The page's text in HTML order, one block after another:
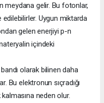
gelir. Bu fotonlar,
Uygun miktarda
gelen enerjiyi p-n
içindeki
olarak bilinen daha
Bu elektronun sıçradığı
neden olur.